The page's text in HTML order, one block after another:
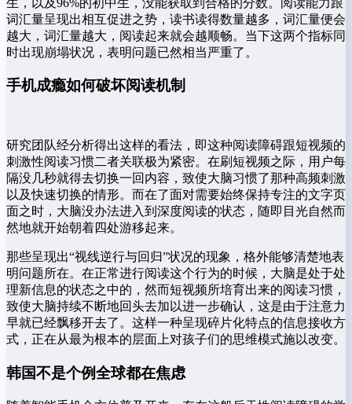
词汇量呈现出相互促进之势，读书读得数量越多，词汇量便会
越大，词汇量越大，阅读起来就会越顺畅。当下这两个指标同
时出现崩塌状况，表明问题已然相当严重了。
手机成瘾如何破坏阅读机制
研究团队经分析得出这样的看法，即这种阅读障碍跟短视频的
刺激性阅读习惯二者关联极为紧密。在刷短视频之际，用户每
隔没几秒就得去切换一回内容，致使大脑习惯了那种高频刺激
以及快速切换的情形。而在了面对需要始终保持专注的文字页
面之时，大脑没办法进入到深度阅读的状态，随即目光自然而
然地就开始朝着四处游移起来。
那些呈现出“视线逆行与回归”状况的现象，格外能够清楚地表
明问题所在。在正常进行阅读这个行为的时候，大脑是处于处
理新信息的状态之中的，然而短视频所培育出来的阅读习惯，
致使大脑持续不断地回头去加以进一步确认，这是由于注意力
早就已经飘移开去了。这样一种呈现碎片化特点的信息接收方
式，正在从最为根本的层面上对孩子们的思维模式施以改变。
韩国不是个例全球都在焦虑